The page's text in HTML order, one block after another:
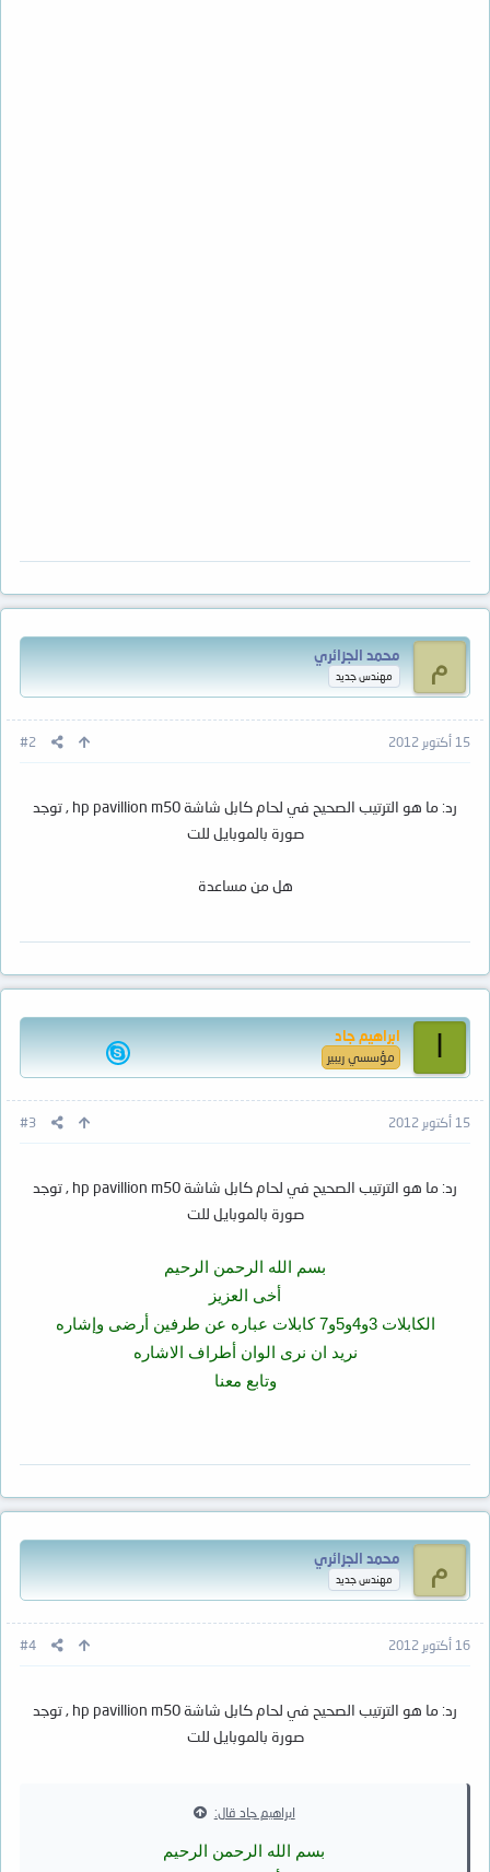
م محمد الجزائري
مهندس جديد
15 أكتوبر 2012 #2
رد: ما هو الترتيب الصحيح في لحام كابل شاشة hp pavillion m50 , توجد
صورة بالموبايل للت
هل من مساعدة
ابراهيم جاد
مؤسسي ريبير
15 أكتوبر 2012 #3
رد: ما هو الترتيب الصحيح في لحام كابل شاشة hp pavillion m50 , توجد
صورة بالموبايل للت
بسم الله الرحمن الرحيم
أخى العزيز
الكابلات 3و4و5و7 كابلات عباره عن طرفين أرضى وإشاره
نريد ان نرى الوان أطراف الاشاره
وتابع معنا
م محمد الجزائري
مهندس جديد
16 أكتوبر 2012 #4
رد: ما هو الترتيب الصحيح في لحام كابل شاشة hp pavillion m50 , توجد
صورة بالموبايل للت
ابراهيم جاد قال:
بسم الله الرحمن الرحيم